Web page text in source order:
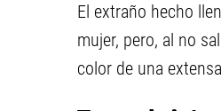
El extraño hecho
mujer, pero, al no
color de una